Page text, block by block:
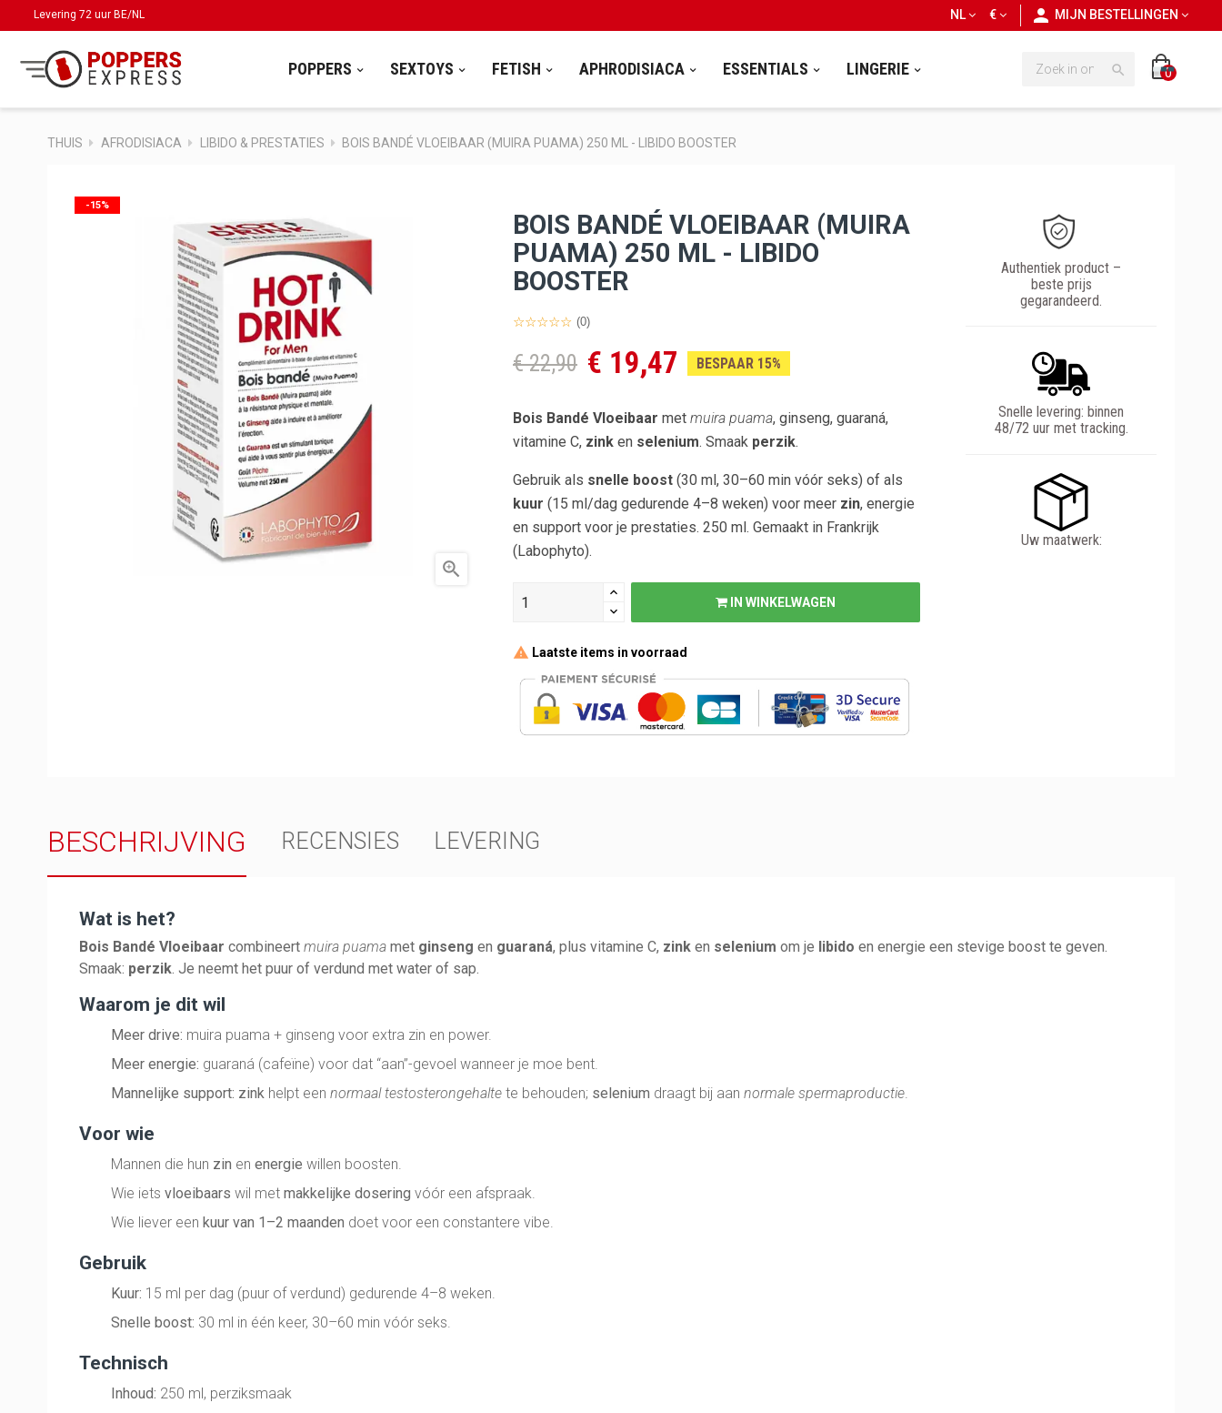
Levering 72 uur BE/NL personnMIJN BESTELLINGEN
€
NL
POPPERS SEXTOYS FETISH APHRODISIACA ESSENTIALS LINGERIE  0
THUIS AFRODISIACA LIBIDO & PRESTATIES BOIS BANDÉ VLOEIBAAR (MUIRA PUAMA) 250 ML - LIBIDO BOOSTER
-15%

BOIS BANDÉ VLOEIBAAR (MUIRA
PUAMA) 250 ML - LIBIDO
BOOSTER
(0)
€ 22,90 € 19,47 BESPAAR 15%
Bois Bandé Vloeibaar met muira puama, ginseng, guaraná,
vitamine C, zink en selenium. Smaak perzik.
Gebruik als snelle boost (30 ml, 30–60 min vóór seks) of als
kuur (15 ml/dag gedurende 4–8 weken) voor meer zin, energie
en support voor je prestaties. 250 ml. Gemaakt in Frankrijk
(Labophyto).
IN WINKELWAGEN
Laatste items in voorraad
Authentiek product –
beste prijs
gegarandeerd.
Snelle levering: binnen
48/72 uur met tracking.
Uw maatwerk:
BESCHRIJVING RECENSIES LEVERING
Wat is het?
Bois Bandé Vloeibaar combineert muira puama met ginseng en guaraná, plus vitamine C, zink en selenium om je libido en energie een stevige boost te geven.
Smaak: perzik. Je neemt het puur of verdund met water of sap.
Waarom je dit wil
Meer drive: muira puama + ginseng voor extra zin en power.
Meer energie: guaraná (cafeïne) voor dat “aan”-gevoel wanneer je moe bent.
Mannelijke support: zink helpt eennormaal testosterongehalte te behouden; selenium draagt bij aannormale spermaproductie.
Voor wie
Mannen die hun zin enenergie willen boosten.
Wie ietsvloeibaars wil metmakkelijke dosering vóór een afspraak.
Wie liever eenkuur van 1–2 maanden doet voor een constantere vibe.
Gebruik
Kuur: 15 ml per dag (puur of verdund) gedurende 4–8 weken.
Snelle boost: 30 ml in één keer, 30–60 min vóór seks.
Technisch
Inhoud: 250 ml, perziksmaak